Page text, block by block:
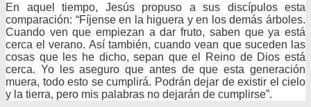
En aquel tiempo, Jesús propuso a sus discípulos esta
comparación: “Fíjense en la higuera y en los demás árboles.
Cuando ven que empiezan a dar fruto, saben que ya está
cerca el verano. Así también, cuando vean que suceden las
cosas que les he dicho, sepan que el Reino de Dios está
cerca. Yo les aseguro que antes de que esta generación
muera, todo esto se cumplirá. Podrán dejar de existir el cielo
y la tierra, pero mis palabras no dejarán de cumplirse”.